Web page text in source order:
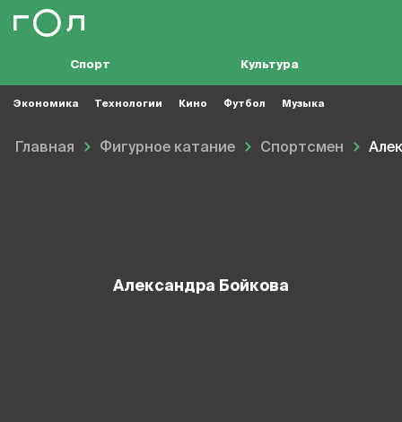
Спорт Культура
Экономика Технологии Кино Футбол Музыка
Главная Фигурное катание Спортсмен
Александра Бойкова